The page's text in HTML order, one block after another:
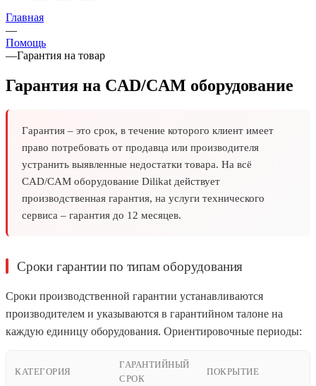
Главная
—
Помощь
—Гарантия на товар
Гарантия на CAD/CAM оборудование
Гарантия – это срок, в течение которого клиент имеет
право потребовать от продавца или производителя
устранить выявленные недостатки товара. На всё
CAD/CAM оборудование Dilikat действует
производственная гарантия, на услуги технического
сервиса – гарантия до 12 месяцев.
Сроки гарантии по типам оборудования
Сроки производственной гарантии устанавливаются
производителем и указываются в гарантийном талоне на
каждую единицу оборудования. Ориентировочные периоды:
КАТЕГОРИЯ
ГАРАНТИЙНЫЙ
СРОК
ПОКРЫТИЕ